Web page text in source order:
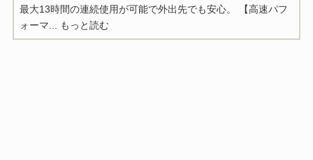
最大13時間の連続使用が可能で外出先でも安心。 【高速パフ
ォーマ...
もっと読む